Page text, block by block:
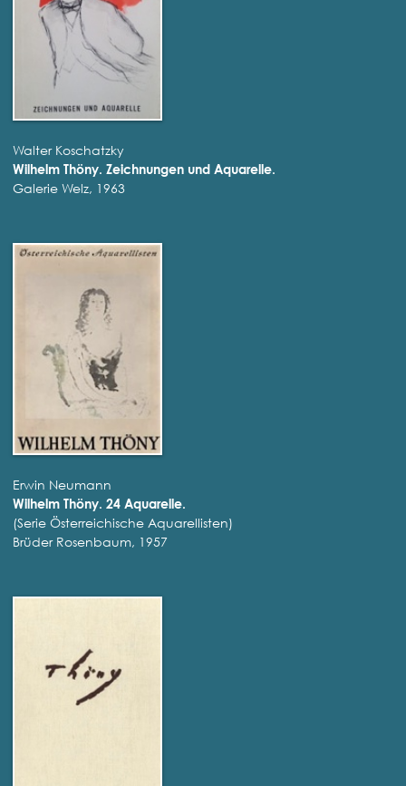
Walter Koschatzky
Wilhelm Thöny. Zeichnungen und Aquarelle.
Galerie Welz, 1963
Erwin Neumann
Wilhelm Thöny. 24 Aquarelle.
(Serie Österreichische Aquarellisten)
Brüder Rosenbaum, 1957